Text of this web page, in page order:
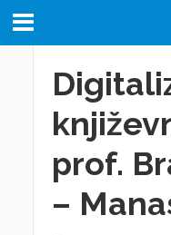
prof.
–